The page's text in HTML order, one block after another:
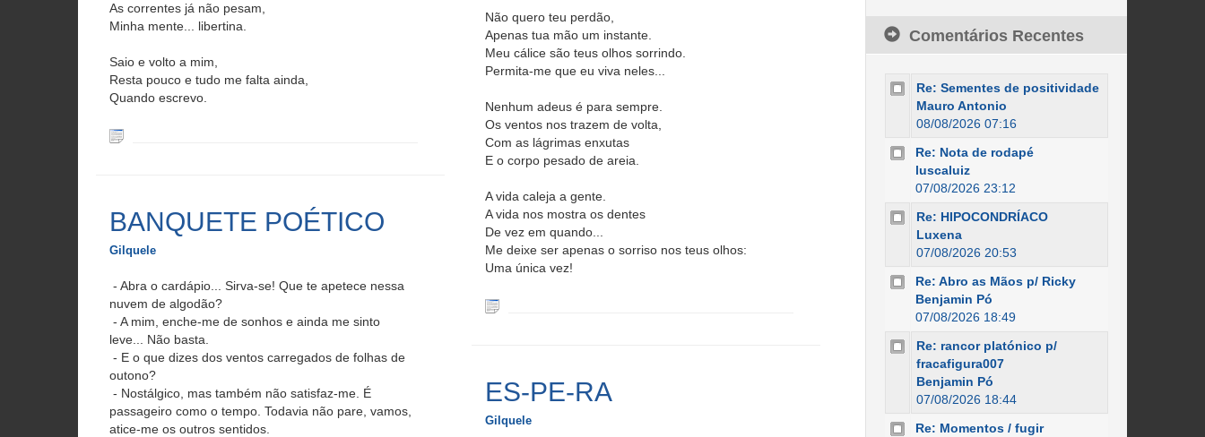
As correntes já não pesam,
Minha mente... libertina.
Saio e volto a mim,
Resta pouco e tudo me falta ainda,
Quando escrevo.
BANQUETE POÉTICO
Gilquele
- Abra o cardápio... Sirva-se! Que te apetece nessa
nuvem de algodão?
- A mim, enche-me de sonhos e ainda me sinto
leve... Não basta.
- E o que dizes dos ventos carregados de folhas de
outono?
- Nostálgico, mas também não satisfaz-me. É
passageiro como o tempo. Todavia não pare, vamos,
atice-me os outros sentidos.
Não quero teu perdão,
Apenas tua mão um instante.
Meu cálice são teus olhos sorrindo.
Permita-me que eu viva neles...
Nenhum adeus é para sempre.
Os ventos nos trazem de volta,
Com as lágrimas enxutas
E o corpo pesado de areia.
A vida caleja a gente.
A vida nos mostra os dentes
De vez em quando...
Me deixe ser apenas o sorriso nos teus olhos:
Uma única vez!
ES-PE-RA
Gilquele
Comentários Recentes
Re: Sementes de positividade
Mauro Antonio
08/08/2026 07:16
Re: Nota de rodapé
luscaluiz
07/08/2026 23:12
Re: HIPOCONDRÍACO
Luxena
07/08/2026 20:53
Re: Abro as Mãos p/ Ricky
Benjamin Pó
07/08/2026 18:49
Re: rancor platónico p/
fracafigura007
Benjamin Pó
07/08/2026 18:44
Re: Momentos / fugir